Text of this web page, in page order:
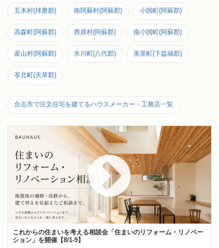
五木村(球磨郡) 南阿蘇村(阿蘇郡) 小国町(阿蘇郡)
高森町(阿蘇郡) 西原村(阿蘇郡) 南小国町(阿蘇郡)
産山村(阿蘇郡) 氷川町(八代郡) 美里町(下益城郡)
苓北町(天草郡)
合志市で注文住宅を建てるハウスメーカー・工務店一覧
これからの住まいを考える相談会「住まいのリフォーム・リノベー
ション」を開催【8/1-9】